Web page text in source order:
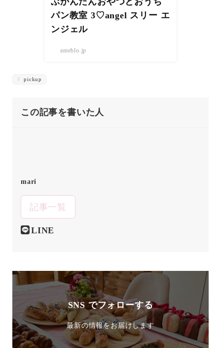
パン教室 3♡angel スリー エ
ンジェル
ameblo.jp
pickup
この記事を書いた人
mari
記事一覧
LINE
SNS でフォローする
最新の情報をお届けします